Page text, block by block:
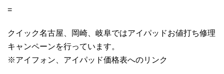
=
クイック名古屋、岡崎、岐阜ではアイパッドお値打ち修理
キャンペーンを行っています。
※アイフォン、アイパッド価格表へのリンク